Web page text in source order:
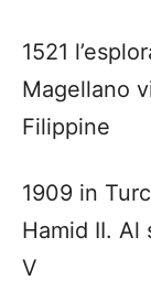
1521
Magellano
Filippine
1909 in
Hamid II. Al
V